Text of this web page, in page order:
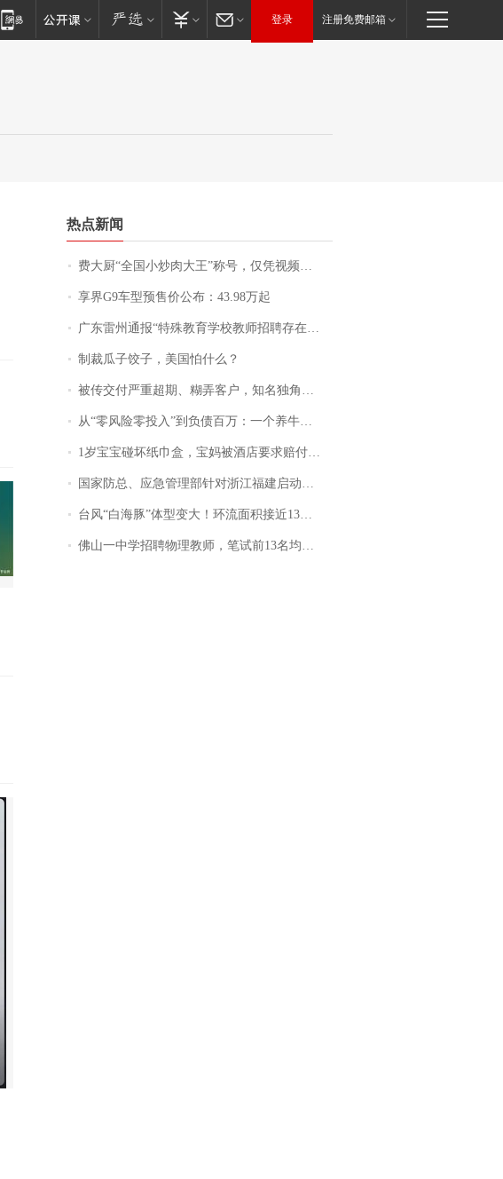
登录 注册免费邮箱
热点新闻
费大厨“全国小炒肉大王”称号，仅凭视频评出？中国烹饪协会回应
享界G9车型预售价公布：43.98万起
广东雷州通报“特殊教育学校教师招聘存在违规行为”：已启动问责程序 副校长被停职
制裁瓜子饺子，美国怕什么？
被传交付严重超期、糊弄客户，知名独角兽车企创始人回应：都没证据，将依法采取措施，“本人长期与美国交管局保持沟通，对方表示肯定”
从“零风险零投入”到负债百万：一个养牛项目崩盘后，谁该为农户的贷款买单丨红星调查
1岁宝宝碰坏纸巾盒，宝妈被酒店要求赔付924元！三亚一酒店回复：骨瓷定制！网友一查价格，吵翻了
国家防总、应急管理部针对浙江福建启动防汛防台风四级应急响应
台风“白海豚”体型变大！环流面积接近13个浙江那么大
佛山一中学招聘物理教师，笔试前13名均遭淘汰？教育局：已叫停招聘，成立调查组全面核查